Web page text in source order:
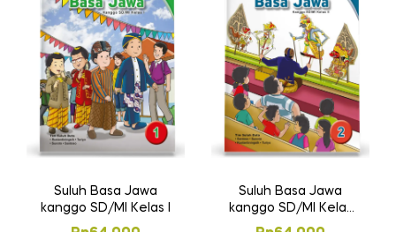
Suluh Basa Jawa
kanggo SD/MI Kelas I
Suluh Basa Jawa
kanggo SD/MI Kelas
II